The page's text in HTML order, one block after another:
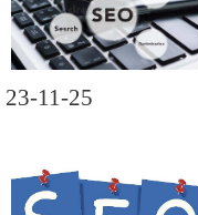
23-11-25